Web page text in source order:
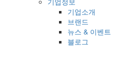
기업소개
브랜드
뉴스 & 이벤트
블로그